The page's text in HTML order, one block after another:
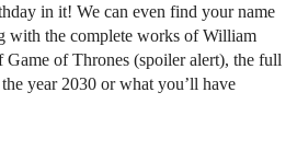
in it! We can even find your name
with the complete works of William
Game of Thrones (spoiler alert), the full
year 2030 or what you’ll have